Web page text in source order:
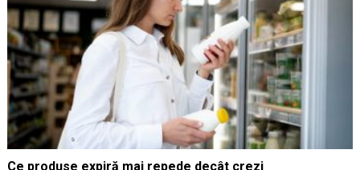
Ce produse expiră mai repede decât crezi